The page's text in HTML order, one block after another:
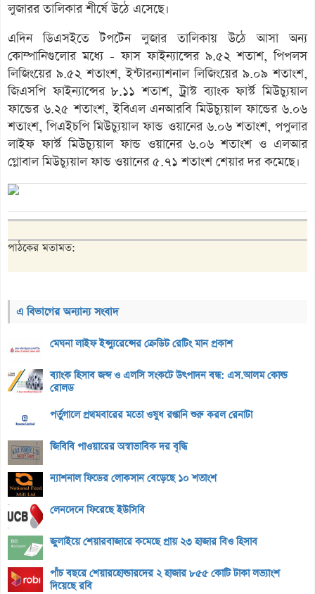
লুজারর তালিকার শীর্ষে উঠে এসেছে।
এদিন ডিএসইতে টপটেন লুজার তালিকায় উঠে আসা অন্য
কোম্পানিগুলোর মধ্যে - ফাস ফাইন্যান্সের ৯.৫২ শতাশ, পিপলস
লিজিংয়ের ৯.৫২ শতাংশ, ইন্টারন্যাশনাল লিজিংয়ের ৯.০৯ শতাংশ,
জিএসপি ফাইন্যান্সের ৮.১১ শতাশ, ট্রাস্ট ব্যাংক ফার্স্ট মিউচ্যুয়াল
ফান্ডের ৬.২৫ শতাংশ, ইবিএল এনআরবি মিউচ্যুয়াল ফান্ডের ৬.০৬
শতাংশ, পিএইচপি মিউচ্যুয়াল ফান্ড ওয়ানের ৬.০৬ শতাংশ, পপুলার
লাইফ ফার্স্ট মিউচ্যুয়াল ফান্ড ওয়ানের ৬.০৬ শতাংশ ও এলআর
গ্লোবাল মিউচ্যুয়াল ফান্ড ওয়ানের ৫.৭১ শতাংশ শেয়ার দর কমেছে।
পাঠকের মতামত:
এ বিভাগের অন্যান্য সংবাদ
মেঘনা লাইফ ইন্স্যুরেন্সের ক্রেডিট রেটিং মান প্রকাশ
ব্যাংক হিসাব জব্দ ও এলসি সংকটে উৎপাদন বন্ধ: এস.আলম কোল্ড
রোলড
পর্তুগালে প্রথমবারের মতো ওষুধ রপ্তানি শুরু করল রেনাটা
জিবিবি পাওয়ারের অস্বাভাবিক দর বৃদ্ধি
ন্যাশনাল ফিডের লোকসান বেড়েছে ১০ শতাংশ
লেনদেনে ফিরেছে ইউসিবি
জুলাইয়ে শেয়ারবাজারে কমেছে প্রায় ২৩ হাজার বিও হিসাব
পাঁচ বছরে শেয়ারহোল্ডারদের ২ হাজার ৮৫৫ কোটি টাকা লভ্যাংশ
দিয়েছে রবি